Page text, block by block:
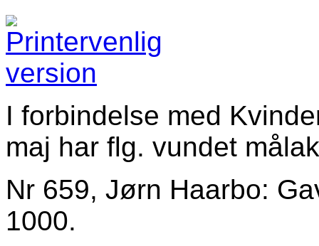
I forbindelse med
maj har flg. vundet
Nr 659, Jørn Haarbo:
1000.